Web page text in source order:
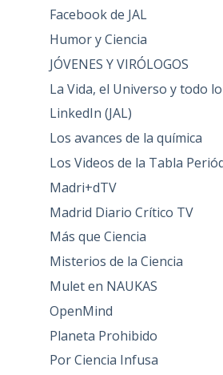
Facebook de JAL
Humor y Ciencia
JÓVENES Y VIRÓLOGOS
La Vida, el Universo y todo
LinkedIn (JAL)
Los avances de la química
Los Videos de la Tabla
Madri+dTV
Madrid Diario Crítico TV
Más que Ciencia
Misterios de la Ciencia
Mulet en NAUKAS
OpenMind
Planeta Prohibido
Por Ciencia Infusa